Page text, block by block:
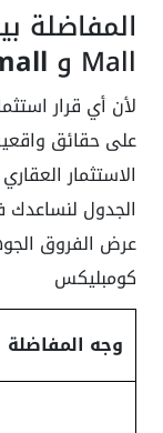
Mall و
لأن أي قرار
على حقائق
الاستثمار
الجدول
عرض الفروق
كومبليكس
وجه المفاضلة